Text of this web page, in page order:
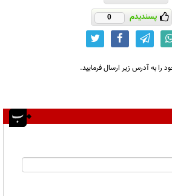
پسندیدم 0
را به آدرس زیر ارسال فرمایید.